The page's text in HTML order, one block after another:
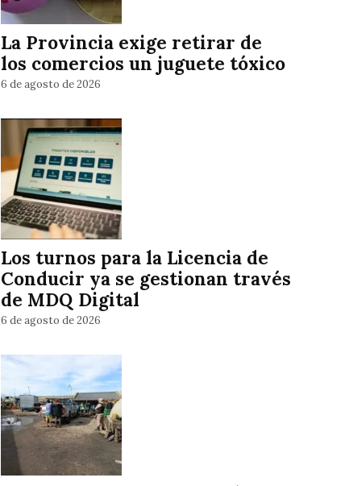
La Provincia exige retirar de
los comercios un juguete tóxico
6 de agosto de 2026
Los turnos para la Licencia de
Conducir ya se gestionan través
de MDQ Digital
6 de agosto de 2026